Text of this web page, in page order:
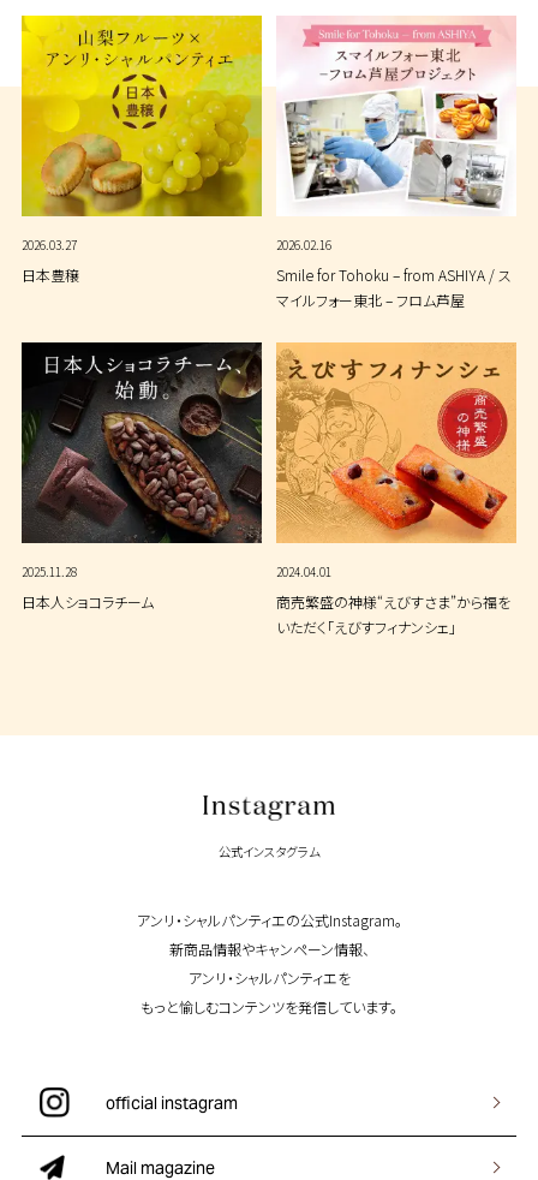
2026.03.27
日本豊穣
2026.02.16
Smile for Tohoku – from ASHIYA / ス
マイルフォー東北 – フロム芦屋
2025.11.28
日本人ショコラチーム
2024.04.01
商売繁盛の神様“えびすさま”から福を
いただく「えびすフィナンシェ」
公式インスタグラム
アンリ・シャルパンティエの公式Instagram。
新商品情報やキャンペーン情報、
アンリ・シャルパンティエを
もっと愉しむコンテンツを発信しています。
Mail magazine
official instagram